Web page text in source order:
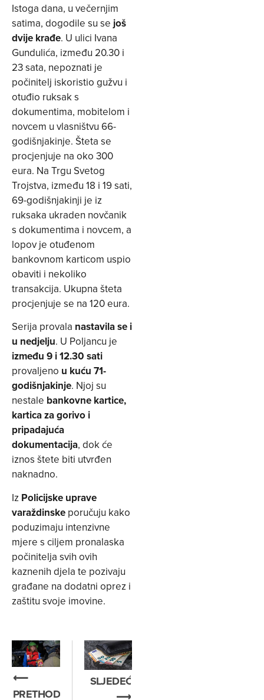
Istoga dana, u večernjim
satima, dogodile su se još
dvije krađe. U ulici Ivana
Gundulića, između 20.30 i
23 sata, nepoznati je
počinitelj iskoristio gužvu i
otuđio ruksak s
dokumentima, mobitelom i
novcem u vlasništvu 66-
godišnjakinje. Šteta se
procjenjuje na oko 300
eura. Na Trgu Svetog
Trojstva, između 18 i 19 sati,
69-godišnjakinji je iz
ruksaka ukraden novčanik
s dokumentima i novcem, a
lopov je otuđenom
bankovnom karticom uspio
obaviti i nekoliko
transakcija. Ukupna šteta
procjenjuje se na 120 eura.
Serija provala nastavila se i
u nedjelju. U Poljancu je
između 9 i 12.30 sati
provaljeno u kuću 71-
godišnjakinje. Njoj su
nestale bankovne kartice,
kartica za gorivo i
pripadajuća
dokumentacija, dok će
iznos štete biti utvrđen
naknadno.
Iz Policijske uprave
varaždinske poručuju kako
poduzimaju intenzivne
mjere s ciljem pronalaska
počinitelja svih ovih
kaznenih djela te pozivaju
građane na dodatni oprez i
zaštitu svoje imovine.
⟵
PRETHODNO
SLJEDEĆE
⟶